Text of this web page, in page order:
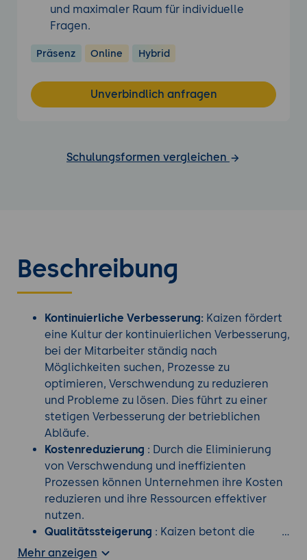
und maximaler Raum für individuelle
Fragen.
Präsenz Online Hybrid
Unverbindlich anfragen
Schulungsformen vergleichen
Beschreibung
Kontinuierliche Verbesserung: Kaizen fördert
eine Kultur der kontinuierlichen Verbesserung,
bei der Mitarbeiter ständig nach
Möglichkeiten suchen, Prozesse zu
optimieren, Verschwendung zu reduzieren
und Probleme zu lösen. Dies führt zu einer
stetigen Verbesserung der betrieblichen
Abläufe.
Kostenreduzierung : Durch die Eliminierung
von Verschwendung und ineffizienten
Prozessen können Unternehmen ihre Kosten
reduzieren und ihre Ressourcen effektiver
nutzen.
Qualitätssteigerung : Kaizen betont die
Bedeutung der Qualitätssicherung und -
Mehr anzeigen